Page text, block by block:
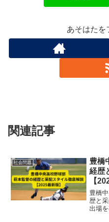
あそはたを
関連記事
社会問題
豊橋
経歴
【
豊橋
歴と
出場